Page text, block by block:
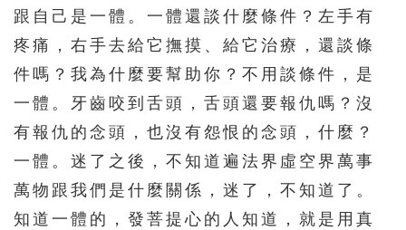
531 532 533 534 535
536 537 538 539 540
541 542 543 544 545
546 547 548 549 550
556 557 558 559 560
跟自己是一體。一體還談什麼條件？左手有
疼痛，右手去給它撫摸、給它治療，還談條
件嗎？我為什麼要幫助你？不用談條件，是
一體。牙齒咬到舌頭，舌頭還要報仇嗎？沒
有報仇的念頭，也沒有怨恨的念頭，什麼？
一體。迷了之後，不知道遍法界虛空界萬事
萬物跟我們是什麼關係，迷了，不知道了。
知道一體的，發菩提心的人知道，就是用真